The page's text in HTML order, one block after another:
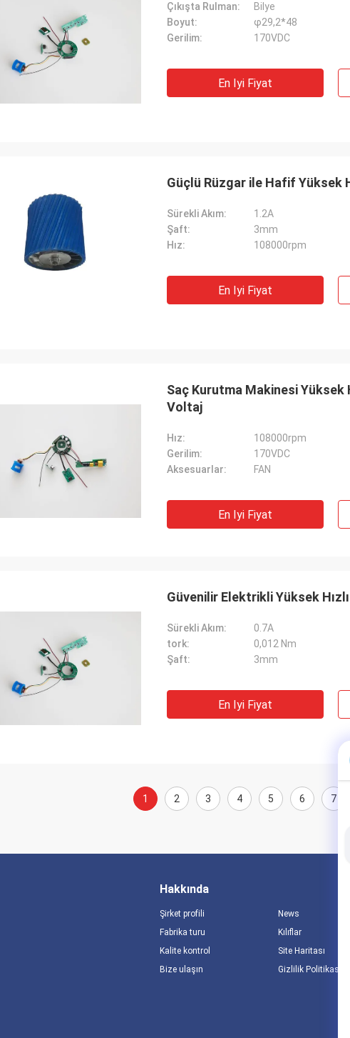
Çıkışta Rulman:
Bilye
Boyut:
φ29,2*48
Gerilim:
170VDC
En Iyi Fiyat
Güçlü Rüzgar ile Hafif Yüksek
Sürekli Akım:
1.2A
Şaft:
3mm
Hız:
108000rpm
En Iyi Fiyat
Saç Kurutma Makinesi Yüksek
Voltaj
Hız:
108000rpm
Gerilim:
170VDC
Aksesuarlar:
FAN
En Iyi Fiyat
Güvenilir Elektrikli Yüksek
Sürekli Akım:
0.7A
tork:
0,012 Nm
Şaft:
3mm
En Iyi Fiyat
1 2 3 4 5 6 7
Hakkında
Şirket profili
Fabrika turu
Kalite kontrol
Bize ulaşın
News
Kılıflar
Site Haritası
Gizlilik Politikası